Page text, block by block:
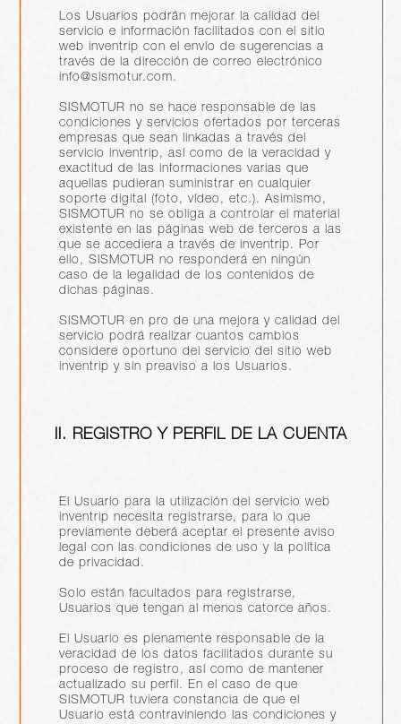
Los Usuarios podrán mejorar la calidad del
servicio e información facilitados con el sitio
web inventrip con el envío de sugerencias a
través de la dirección de correo electrónico
info@sismotur.com.
SISMOTUR no se hace responsable de las
condiciones y servicios ofertados por terceras
empresas que sean linkadas a través del
servicio inventrip, así como de la veracidad y
exactitud de las informaciones varias que
aquellas pudieran suministrar en cualquier
soporte digital (foto, vídeo, etc.). Asimismo,
SISMOTUR no se obliga a controlar el material
existente en las páginas web de terceros a las
que se accediera a través de inventrip. Por
ello, SISMOTUR no responderá en ningún
caso de la legalidad de los contenidos de
dichas páginas.
SISMOTUR en pro de una mejora y calidad del
servicio podrá realizar cuantos cambios
considere oportuno del servicio del sitio web
inventrip y sin preaviso a los Usuarios.
II. REGISTRO Y PERFIL DE LA CUENTA
El Usuario para la utilización del servicio web
inventrip necesita registrarse, para lo que
previamente deberá aceptar el presente aviso
legal con las condiciones de uso y la política
de privacidad.
Solo están facultados para registrarse,
Usuarios que tengan al menos catorce años.
El Usuario es plenamente responsable de la
veracidad de los datos facilitados durante su
proceso de registro, así como de mantener
actualizado su perfil. En el caso de que
SISMOTUR tuviera constancia de que el
Usuario está contraviniendo las condiciones y